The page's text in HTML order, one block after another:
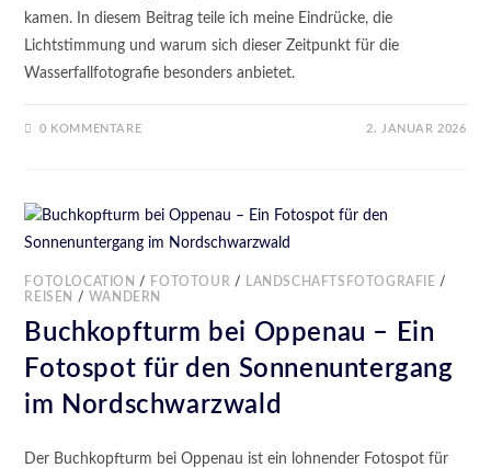
kamen. In diesem Beitrag teile ich meine Eindrücke, die
Lichtstimmung und warum sich dieser Zeitpunkt für die
Wasserfallfotografie besonders anbietet.
0 KOMMENTARE 2. JANUAR 2026
FOTOLOCATION / FOTOTOUR / LANDSCHAFTSFOTOGRAFIE /
REISEN
/ WANDERN
Buchkopfturm bei Oppenau – Ein
Fotospot für den Sonnenuntergang
im Nordschwarzwald
Der Buchkopfturm bei Oppenau ist ein lohnender Fotospot für